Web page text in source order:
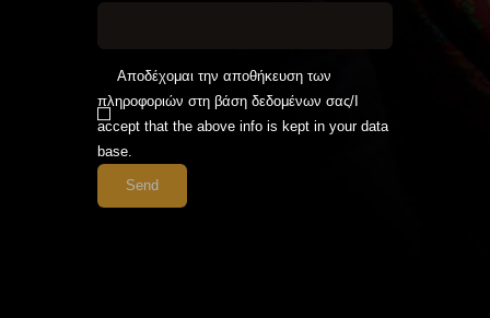
Αποδέχομαι την αποθήκευση των
πληροφοριών στη βάση δεδομένων σας/I
accept that the above info is kept in your data
base.